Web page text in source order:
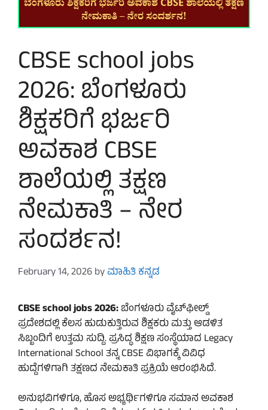
CBSE school jobs
2026: ಬೆಂಗಳೂರು
ಶಿಕ್ಷಕರಿಗೆ ಭರ್ಜರಿ
ಅವಕಾಶ CBSE
ಶಾಲೆಯಲ್ಲಿ ತಕ್ಷಣ
ನೇಮಕಾತಿ – ನೇರ
ಸಂದರ್ಶನ!
February 14, 2026byಮಾಹಿತಿ ಕನ್ನಡ
CBSE school jobs 2026:ಬೆಂಗಳೂರು ವೈಟ್‌ಫೀಲ್ಡ್
ಪ್ರದೇಶದಲ್ಲಿ ಕೆಲಸ ಹುಡುಕುತ್ತಿರುವ ಶಿಕ್ಷಕರು ಮತ್ತು ಆಡಳಿತ
ಸಿಬ್ಬಂದಿಗೆ ಉತ್ತಮ ಸುದ್ದಿ. ಪ್ರಸಿದ್ಧ ಶಿಕ್ಷಣ ಸಂಸ್ಥೆಯಾದ Legacy
International School ತನ್ನ CBSE ವಿಭಾಗಕ್ಕೆ ವಿವಿಧ
ಹುದ್ದೆಗಳಿಗಾಗಿ ತಕ್ಷಣದ ನೇಮಕಾತಿ ಪ್ರಕ್ರಿಯೆ ಆರಂಭಿಸಿದೆ.
ಅನುಭವಿಗಳಿಗೂ, ಹೊಸ ಅಭ್ಯರ್ಥಿಗಳಿಗೂ ಸಮಾನ ಅವಕಾಶ